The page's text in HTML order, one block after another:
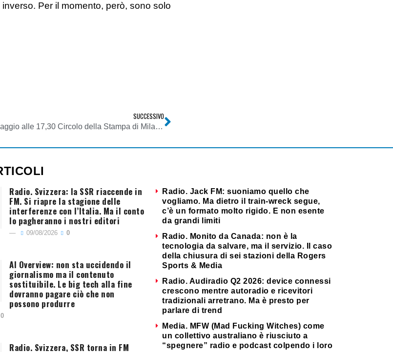
Per il momento, però, sono solo
SUCCESSIVO
Lunedì 12 maggio alle 17,30 Circolo della Stampa di Milano: Ruben Razzante presenta il suo nuovo manuale di dirritto dell’informazione
Radio. Svizzera: la SSR riaccende in
FM. Si riapre la stagione delle
interferenze con l’Italia. Ma il conto
lo pagheranno i nostri editori
09/08/2026 0
AI Overview: non sta uccidendo il
giornalismo ma il contenuto
sostituibile. Le big tech alla fine
dovranno pagare ciò che non
possono produrre
0
Radio. Svizzera, SSR torna in FM
Radio. Jack FM: suoniamo quello che
vogliamo. Ma dietro il train-wreck segue,
c’è un formato molto rigido. E non esente
da grandi limiti
Radio. Monito da Canada: non è la
tecnologia da salvare, ma il servizio. Il caso
della chiusura di sei stazioni della Rogers
Sports & Media
Radio. Audiradio Q2 2026: device connessi
crescono mentre autoradio e ricevitori
tradizionali arretrano. Ma è presto per
parlare di trend
Media. MFW (Mad Fucking Witches) come
un collettivo australiano è riusciuto a
“spegnere” radio e podcast colpendo i loro